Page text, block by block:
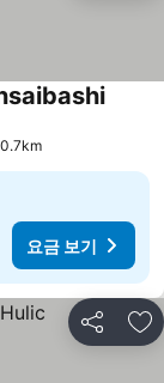
요금 보기
공유 즐